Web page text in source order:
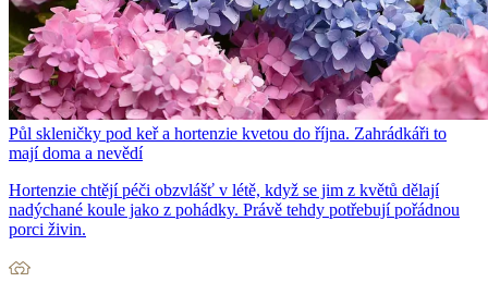
Půl skleničky pod keř a hortenzie kvetou do října. Zahrádkáři to
mají doma a nevědí
Hortenzie chtějí péči obzvlášť v létě, když se jim z květů dělají
nadýchané koule jako z pohádky. Právě tehdy potřebují pořádnou
porci živin.